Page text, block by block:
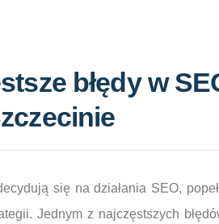
błędy w
się na działania SEO,
Jednym z najczęstszych